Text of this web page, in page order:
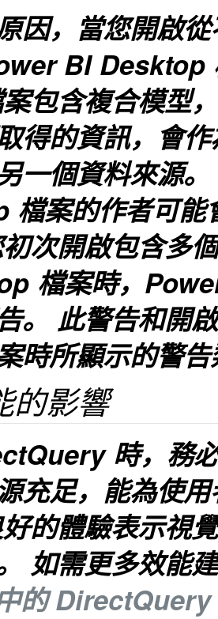
因，當您開啟
BI Desktop
包含複合模型
得的資訊，會
一個資料來源
檔案的作者可能
次開啟包含多
檔案時，
。 此警告和開
時所顯示的警
的影響
時，務
充足，能為使
的體驗表示視
如需更多效能
的 DirectQuery